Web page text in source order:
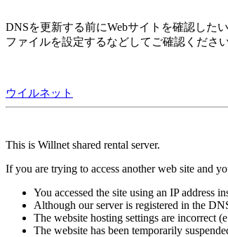
DNSを更新する前にWebサイトを確認した
ファイルを設定するなどしてご確認ください
ウイルネット
This is Willnet shared rental server.
If you are trying to access another web site and
You accessed the site using an IP address
Although our server is registered in the
The website hosting settings are incorrect
The website has been temporarily